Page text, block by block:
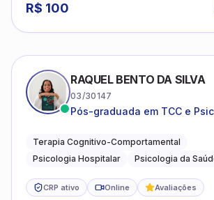
R$ 100
RAQUEL BENTO DA SILVA
03/30147
Pós-graduada em TCC e
Terapia Cognitivo-Comportamental
Psicologia Hospitalar
Psicologia da
CRP ativo Online Avaliações